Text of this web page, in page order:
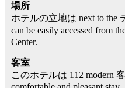
場所
ホテルの立地は next to the
can be easily accessed from
Center.
客室
このホテルは 112 modern 客